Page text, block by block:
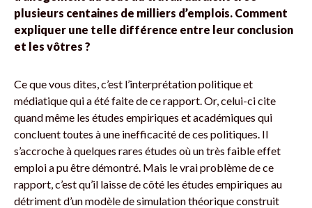
plusieurs centaines de milliers d’emplois. Comment
expliquer une telle différence entre leur conclusion
et les vôtres ?
Ce que vous dites, c’est l’interprétation politique et
médiatique qui a été faite de ce rapport. Or, celui-ci cite
quand même les études empiriques et académiques qui
concluent toutes à une inefficacité de ces politiques. Il
s’accroche à quelques rares études où un très faible effet
emploi a pu être démontré. Mais le vrai problème de ce
rapport, c’est qu’il laisse de côté les études empiriques au
détriment d’un modèle de simulation théorique construit